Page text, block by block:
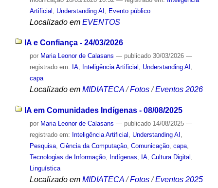
Artificial
Understanding AI Evento público
Localizado em EVENTOS
IA e Confiança - 24/03/2026
por Maria Leonor de Calasans — publicado30/03/2026 —
registrado em: IA, Inteligência Artificial , Understanding AI ,
capa
Localizado em MIDIATECA /Fotos /Eventos 2026
IA em Comunidades Indígenas - 08/08/2025
por Maria Leonor de Calasans — publicado14/08/2025 —
registrado em: Inteligência Artificial , Understanding AI ,
Pesquisa, Ciência da Computação, Comunicação, capa,
Tecnologias de Informação, Indígenas, IA, Cultura Digital ,
Linguística
Localizado em MIDIATECA /Fotos /Eventos 2025